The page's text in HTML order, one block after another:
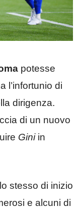
potesse
l’infortunio di
dirigenza.
di un nuovo
Giniin
stesso di inizio
e alcuni di